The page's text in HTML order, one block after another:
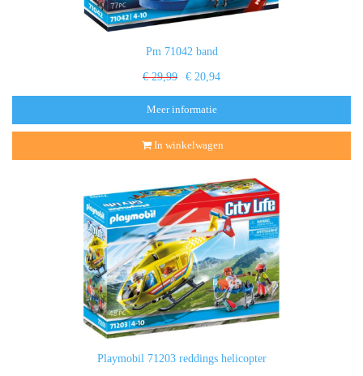
Pm 71042 band
€ 29,99 € 20,94
Meer informatie
In winkelwagen
Playmobil 71203 reddings helicopter